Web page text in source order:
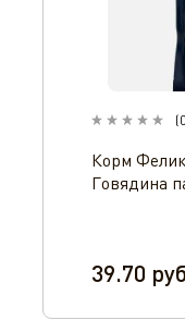
(0
Корм
Говядина
39.70